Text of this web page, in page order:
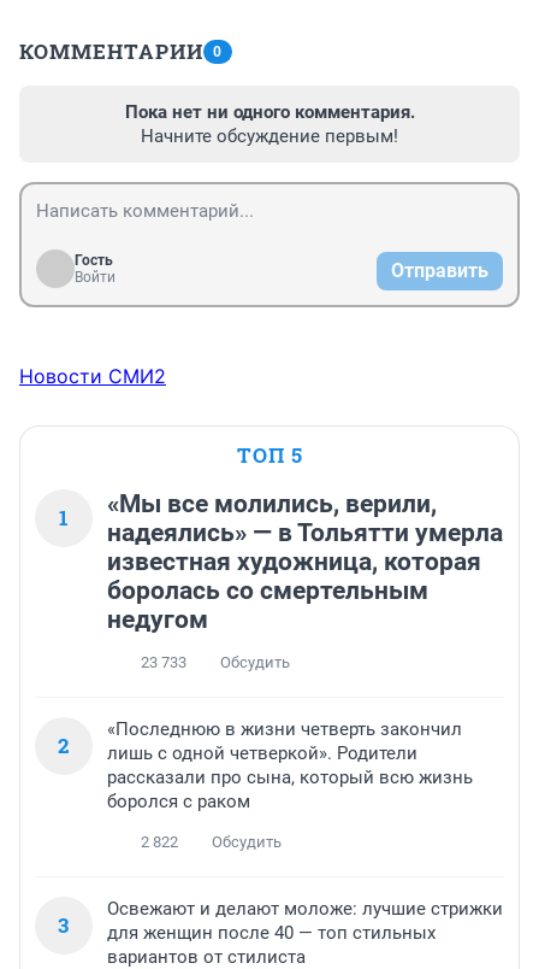
КОММЕНТАРИИ 0
Пока нет ни одного комментария.
Начните обсуждение первым!
Гость
Войти
Отправить
Новости СМИ2
ТОП 5
1
«Мы все молились, верили,
надеялись» — в Тольятти умерла
известная художница, которая
боролась со смертельным
недугом
23 733 Обсудить
2
«Последнюю в жизни четверть закончил
лишь с одной четверкой». Родители
рассказали про сына, который всю жизнь
боролся с раком
2 822 Обсудить
3
Освежают и делают моложе: лучшие стрижки
для женщин после 40 — топ стильных
вариантов от стилиста